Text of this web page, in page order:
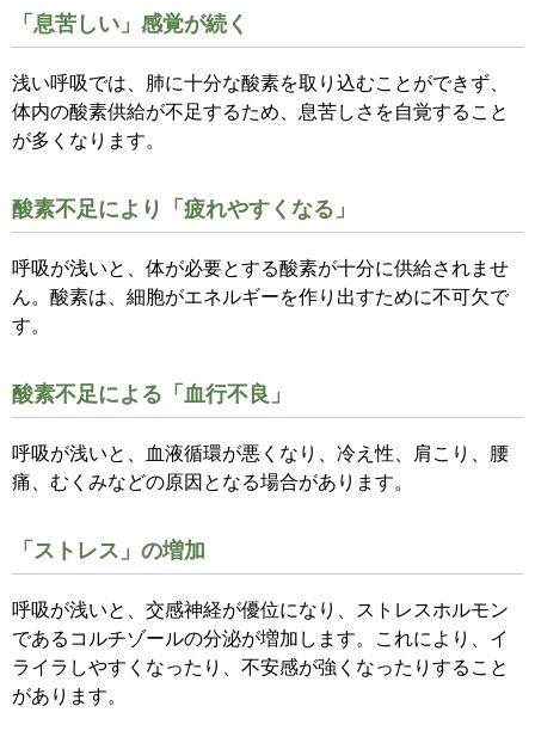
「息苦しい」感覚が続く
浅い呼吸では、肺に十分な酸素を取り込むことができず、
体内の酸素供給が不足するため、息苦しさを自覚すること
が多くなります。
酸素不足により「疲れやすくなる」
呼吸が浅いと、体が必要とする酸素が十分に供給されませ
ん。酸素は、細胞がエネルギーを作り出すために不可欠で
す。
酸素不足による「血行不良」
呼吸が浅いと、血液循環が悪くなり、冷え性、肩こり、腰
痛、むくみなどの原因となる場合があります。
「ストレス」の増加
呼吸が浅いと、交感神経が優位になり、ストレスホルモン
であるコルチゾールの分泌が増加します。これにより、イ
ライラしやすくなったり、不安感が強くなったりすること
があります。